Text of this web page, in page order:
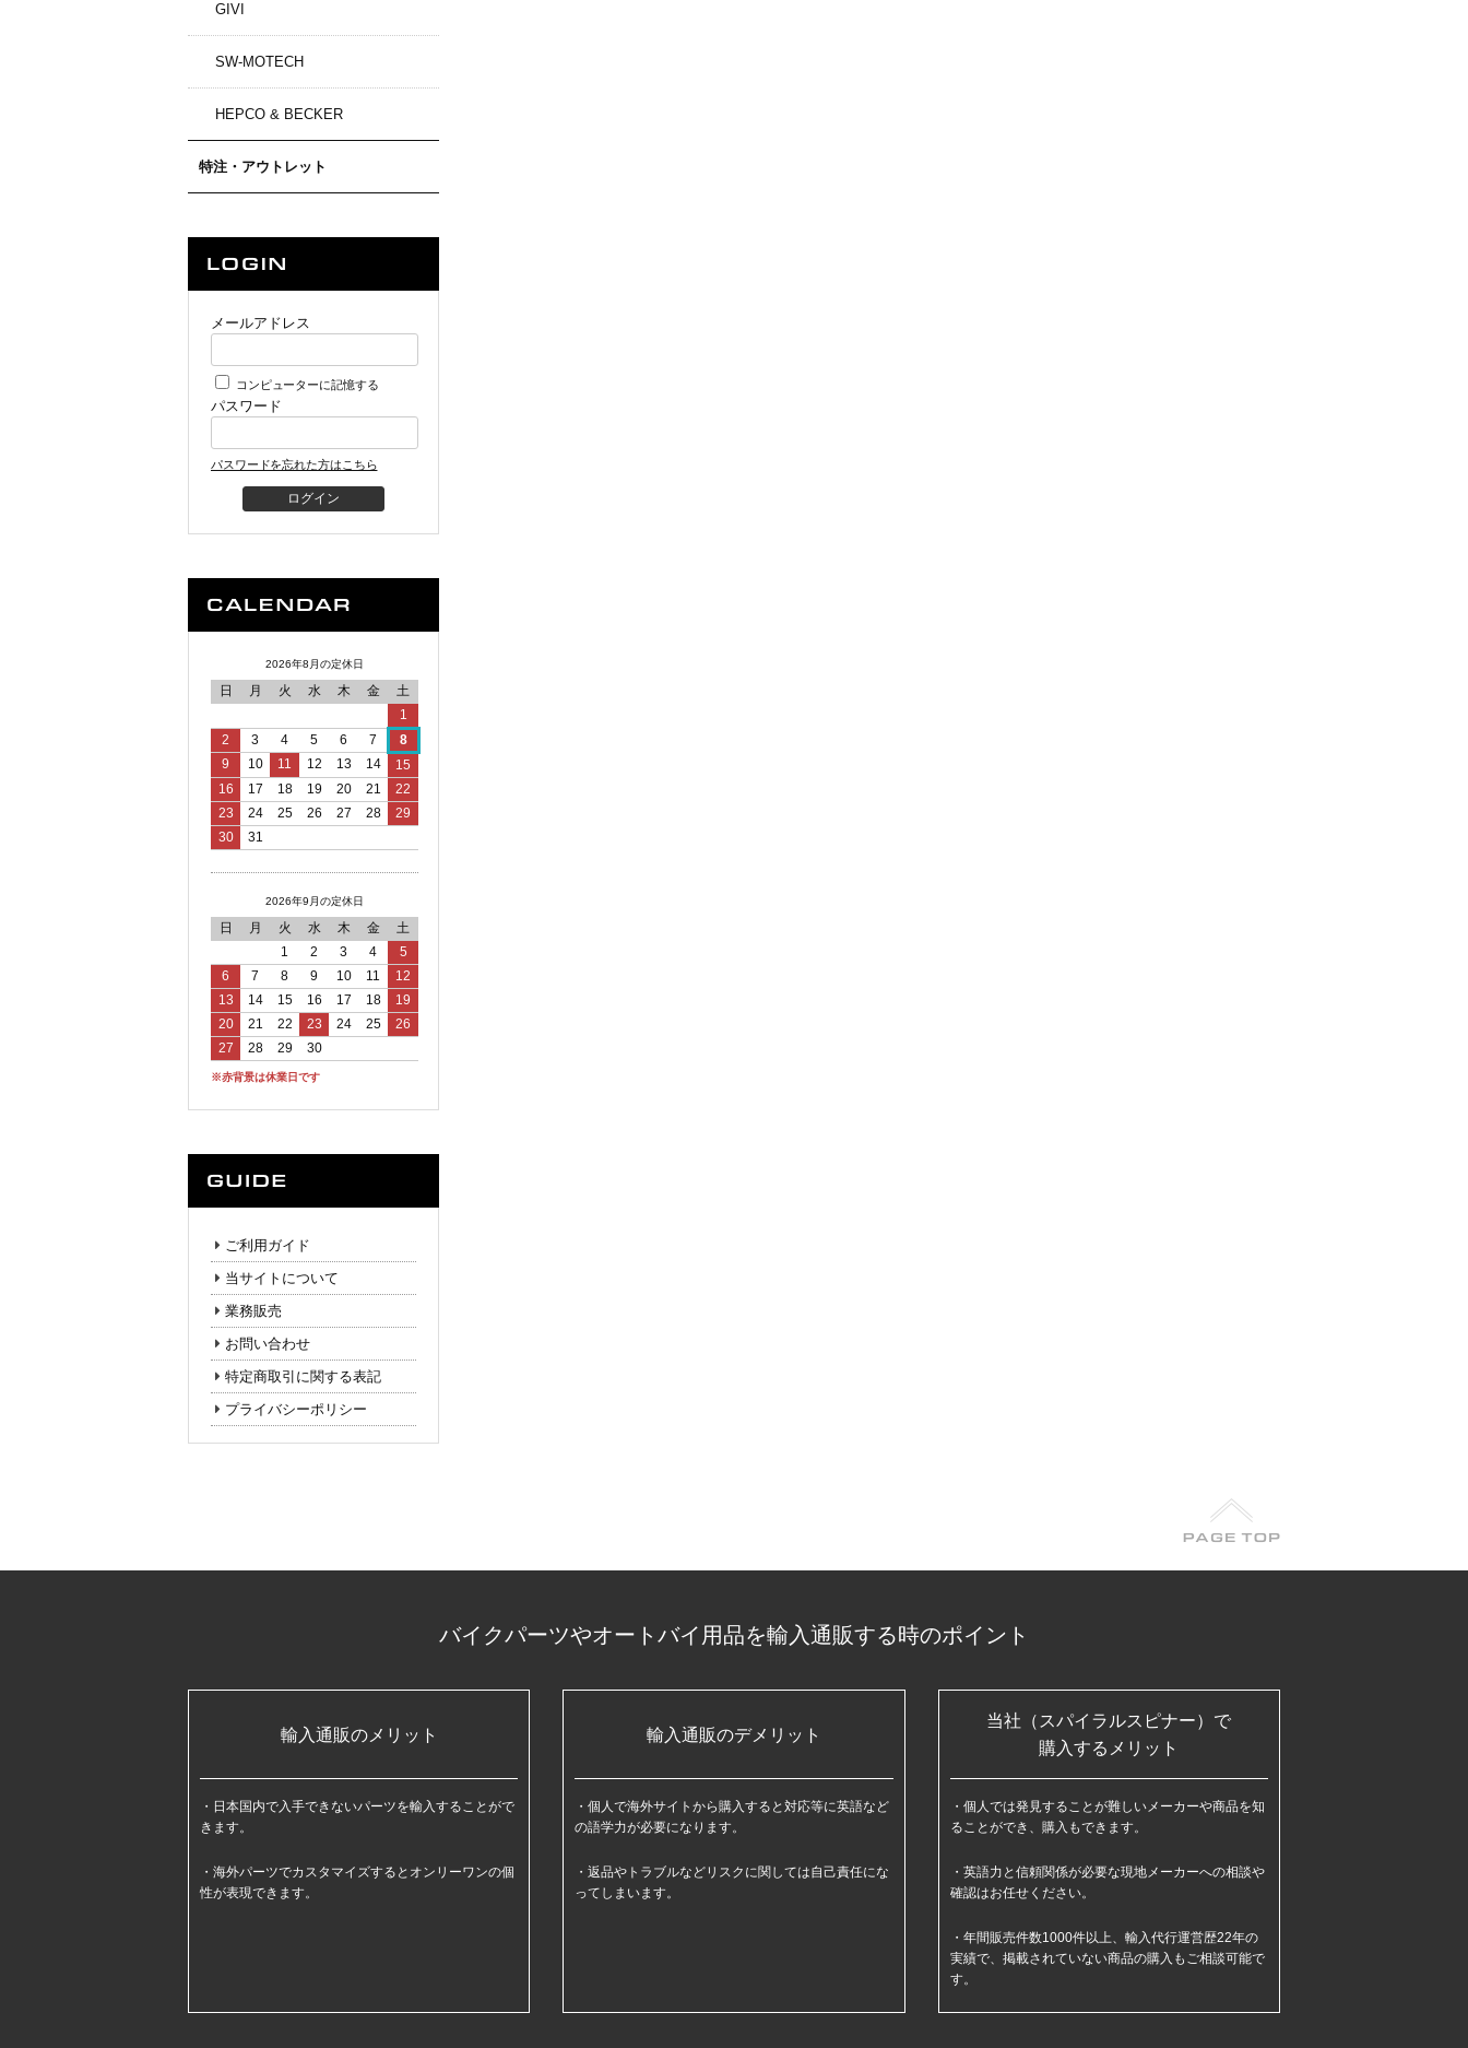
GIVI
SW-MOTECH
HEPCO & BECKER
特注・アウトレット
メールアドレス
コンピューターに記憶する
パスワード
パスワードを忘れた方はこちら
2026年8月の定休日
日 月 火 水 木 金
土
1
2
3 4 5 6 7
8
9
10 11 12 13 14
15
16
17 18 19 20 21
22
23
24 25 26 27 28
29
30
31
2026年9月の定休日
日 月 火 水 木 金
土
1
2 3 4
5
6
7 8 9 10 11
12
13
14 15 16 17 18
19
20
21 22 23 24 25
26
27
28 29 30
※赤背景は休業日です
ご利用ガイド
当サイトについて
業務販売
お問い合わせ
特定商取引に関する表記
プライバシーポリシー
バイクパーツやオートバイ用品を輸入通販する時のポイント
輸入通販のメリット
日本国内で入手できないパーツを輸入することがで
きます。
海外パーツでカスタマイズするとオンリーワンの個
性が表現できます。
輸入通販のデメリット
個人で海外サイトから購入すると対応等に英語など
の語学力が必要になります。
返品やトラブルなどリスクに関しては自己責任にな
ってしまいます。
当社（スパイラルスピナー）で
購入するメリット
個人では発見することが難しいメーカーや商品を知
ることができ、購入もできます。
英語力と信頼関係が必要な現地メーカーへの相談や
確認はお任せください。
年間販売件数1000件以上、輸入代行運営歴22年の
実績で、掲載されていない商品の購入もご相談可能で
す。